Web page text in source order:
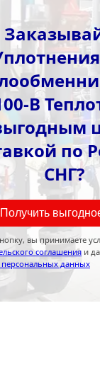
B
по
СНГ?
Получить
вы принимаете
соглашения и
персональных данных